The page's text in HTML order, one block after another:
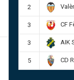
2
3 CF
3 AIK
5 CD